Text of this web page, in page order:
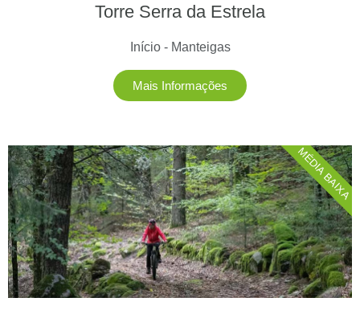
Torre Serra da Estrela
Início - Manteigas
Mais Informações
MÉDIA BAIXA